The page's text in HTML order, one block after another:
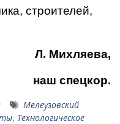
строителей,
Л. Михляева,
наш спецкор.
Мелеузовский
, Технологическое